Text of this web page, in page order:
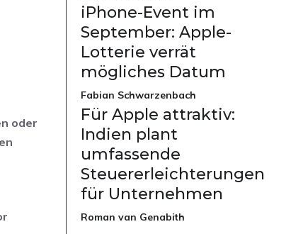
oder
iPhone-Event im
September: Apple-
Lotterie verrät
mögliches Datum
Fabian Schwarzenbach
Für Apple attraktiv:
Indien plant
umfassende
Steuererleichterungen
für Unternehmen
Roman van Genabith